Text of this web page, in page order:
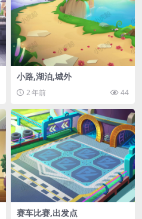
小路,湖泊,城外
2 年前 44
赛车比赛,出发点